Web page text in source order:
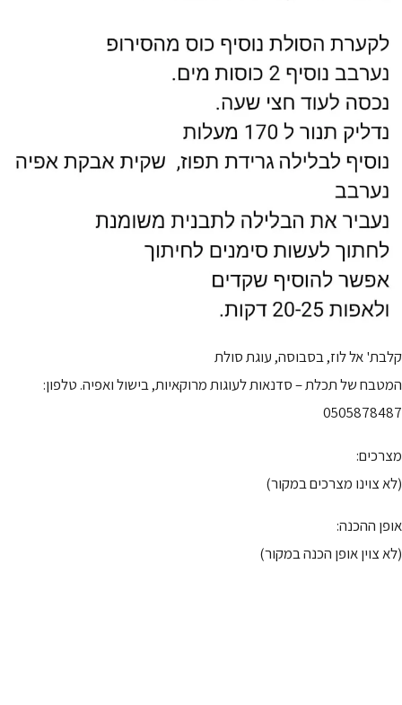
קלבת' אל לוז, בסבוסה, עוגת סולת
המטבח של תכלת – סדנאות לעוגות מרוקאיות, בישול ואפיה. טלפון:
0505878487
מצרכים:
(לא צוינו מצרכים במקור)
אופן ההכנה:
(לא צוין אופן הכנה במקור)